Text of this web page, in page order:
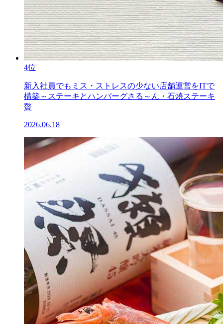
4位
新入社員でもミス・ストレスの少ない店舗運営をITで
構築～ステーキとハンバーグさる～ん・石焼ステーキ
贅
2026.06.18